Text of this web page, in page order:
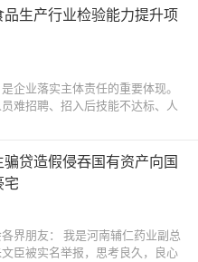
生产行业检验能力提升项
企业落实主体责任的重要体现。
难招聘、招入后技能不达标、人
贷造假侵吞国有资产向国
宅
界朋友： 我是河南辅仁药业副总
臣被实名举报，思考良久，良心